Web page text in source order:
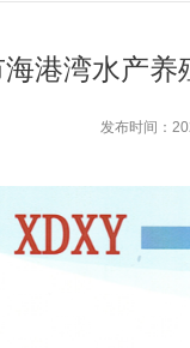
港湾水产养
发布时间：